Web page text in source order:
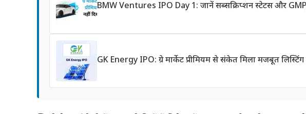
BMW Ventures IPO Day 1: जानें सब्सक्रिप्शन स्टेटस और
GK Energy IPO: ग्रे मार्केट प्रीमियम से संकेत मिला मजबूत